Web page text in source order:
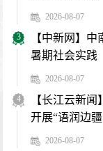
2026-08-07
3
【中新网】
暑期社会实践
2026-08-07
4
【长江云新
开展“语润边
2026-08-07